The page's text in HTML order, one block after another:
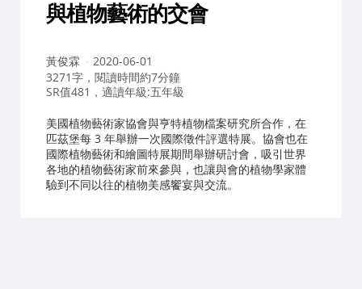
與植物藝術的交會
作
者：
黃俊霖
2020-06-01
3271字，閱讀時間約7分鐘
SR值481，適讀年級:五年級
美國植物藝術家協會與亨特植物檔案研究所合作，在
匹茲堡每 3 年舉辦一次國際徵件評選特展。協會也在
國際植物藝術和繪圖特展期間舉辦研討會，吸引世界
各地的植物藝術家前來參與，也讓與會的植物學家體
驗到不同以往的植物美感饗宴與交流。